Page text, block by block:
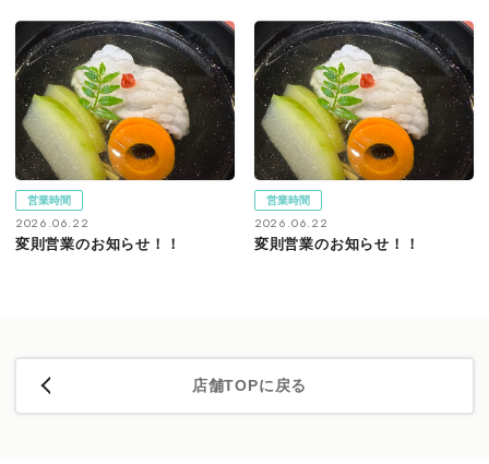
営業時間
2026.06.22
変則営業のお知らせ！！
営業時間
2026.06.22
変則営業のお知らせ！！
店舗TOPに戻る